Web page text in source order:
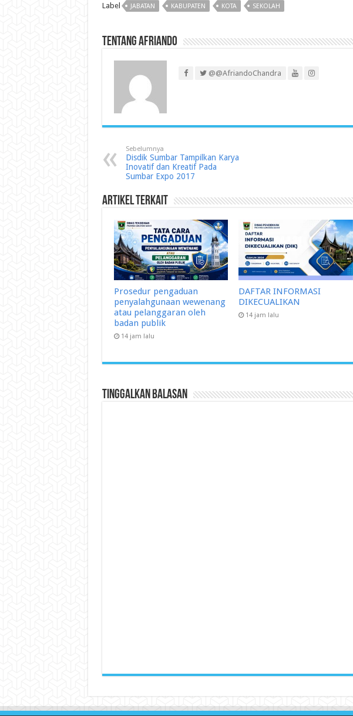
Label JABATAN KABUPATEN KOTA SEKOLAH
Tentang Afriando
@@AfriandoChandra
Sebelumnya
Disdik Sumbar Tampilkan Karya
Inovatif dan Kreatif Pada
Sumbar Expo 2017
Artikel Terkait
Prosedur pengaduan
penyalahgunaan wewenang
atau pelanggaran oleh
badan publik
14 jam lalu
DAFTAR INFORMASI
DIKECUALIKAN
14 jam lalu
Tinggalkan Balasan